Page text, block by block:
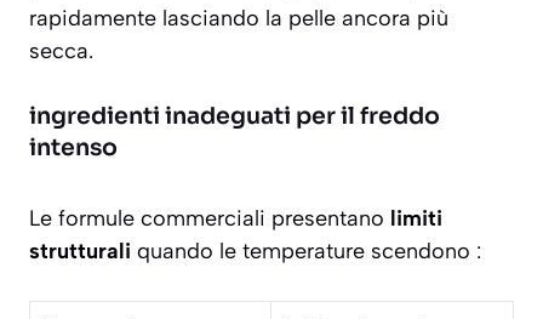
rapidamente lasciando la pelle ancora più
secca.
ingredienti inadeguati per il freddo
intenso
Le formule commerciali presentano limiti
strutturali quando le temperature scendono :